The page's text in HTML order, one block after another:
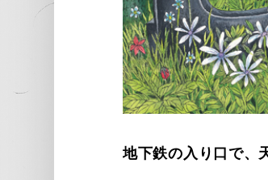
地下鉄の入り口で、